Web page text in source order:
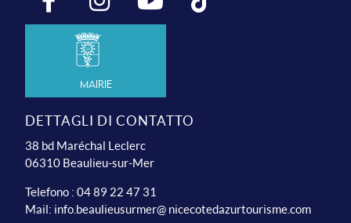
Mairie
DETTAGLI DI CONTATTO
38 bd Maréchal Leclerc
06310 Beaulieu-sur-Mer
Telefono : 04 89 22 47 31
Mail: info.beaulieusurmer@ nicecotedazurtourisme.com